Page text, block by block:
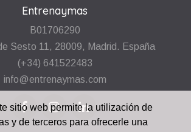
Entrenaymas
B01706290
Sesto 11, 28009, Madrid. España
(+34) 641522483
info@entrenaymas.com
sitio web permite la utilización de
y de terceros para ofrecerle una